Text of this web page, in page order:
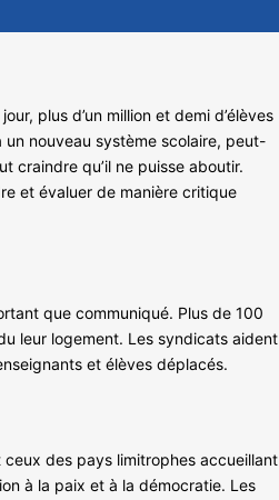
plus d’un million et demi d’élèves
nouveau système scolaire, peut-
craindre qu’il ne puisse aboutir.
et évaluer de manière critique
que communiqué. Plus de 100
leur logement. Les syndicats aident
et élèves déplacés.
ceux des pays limitrophes accueillant
à la paix et à la démocratie. Les